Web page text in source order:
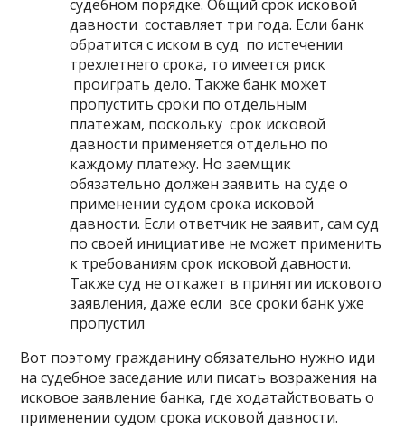
судебном порядке. Общий срок исковой
давности составляет три года. Если банк
обратится с иском в суд по истечении
трехлетнего срока, то имеется риск
проиграть дело. Также банк может
пропустить сроки по отдельным
платежам, поскольку срок исковой
давности применяется отдельно по
каждому платежу. Но заемщик
обязательно должен заявить на суде о
применении судом срока исковой
давности. Если ответчик не заявит, сам суд
по своей инициативе не может применить
к требованиям срок исковой давности.
Также суд не откажет в принятии искового
заявления, даже если все сроки банк уже
пропустил
Вот поэтому гражданину обязательно нужно иди
на судебное заседание или писать возражения на
исковое заявление банка, где ходатайствовать о
применении судом срока исковой давности.